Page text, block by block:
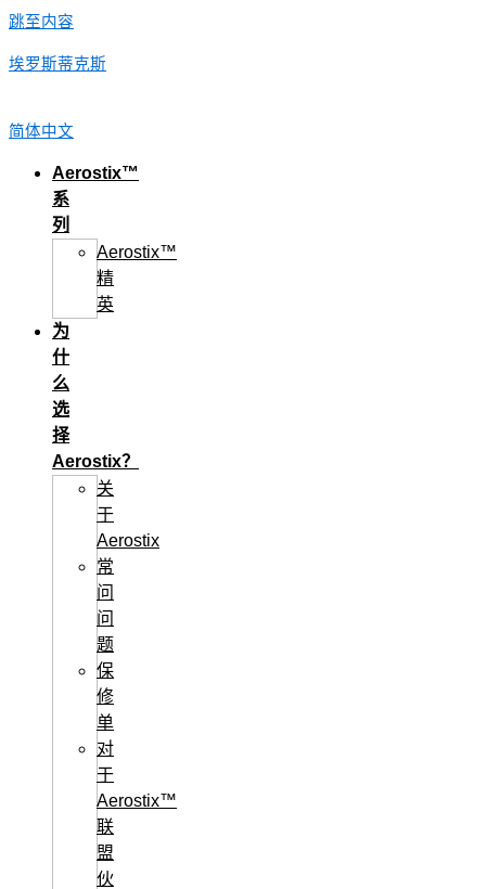
跳至内容
埃罗斯蒂克斯
简体中文
Aerostix™
系
列
Aerostix™
精
英
为
什
么
选
择
Aerostix？
关
于
Aerostix
常
问
问
题
保
修
单
对
于
Aerostix™
联
盟
伙